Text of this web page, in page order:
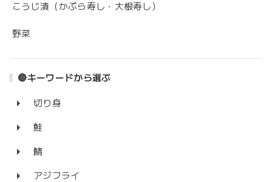
こうじ漬（かぶら寿し・大根寿し）
野菜
🔴キーワードから選ぶ
切り身
鮭
鯖
アジフライ